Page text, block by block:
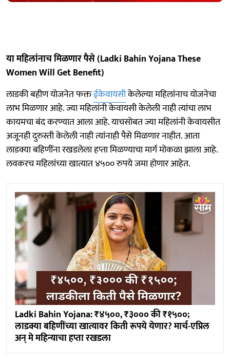
या महिलांनाच मिळणार पैसे (Ladki Bahin Yojana These
Women Will Get Benefit)
लाडकी बहीण योजनेत फक्तईकेवायसीकेलेल्या महिलांनाच योजनेचा
लाभ मिळणार आहे. ज्या महिलांनी केवायसी केलेली नाही त्यांचा लाभ
कायमचा बंद करण्यात आला आहे. याचसोबत ज्या महिलांनी केवायसीत
अजूनही दुरुस्ती केलेली नाही त्यांनाही पैसे मिळणार नाहीत. आता
लाडक्या बहिणींना रखडलेला हप्ता मिळण्याचा मार्ग मोकळा झाला आहे.
लवकरच महिलांच्या खात्यात ४५०० रुपये जमा होणार आहेत.
Ladki Bahin Yojana: ₹४५००, ₹३००० की ₹१५००;
लाडक्या बहिणींच्या खात्यावर किती रूपये येणार? मार्च-एप्रिल
अन् मे महिन्याचा हप्ता रखडला